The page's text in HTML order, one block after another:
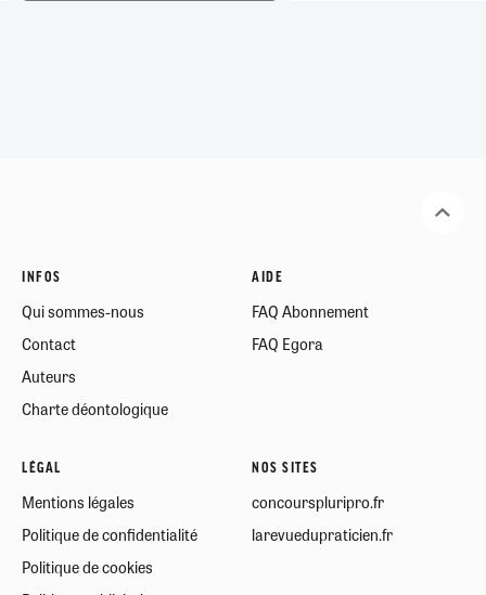
INFOS
Qui sommes-nous
Contact
Auteurs
Charte déontologique
AIDE
FAQ Abonnement
FAQ Egora
LÉGAL
Mentions légales
Politique de confidentialité
Politique de cookies
NOS SITES
concourspluripro.fr
larevuedupraticien.fr